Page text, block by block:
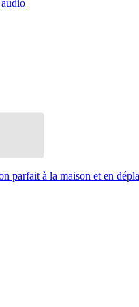
audio
parfait à la maison et en